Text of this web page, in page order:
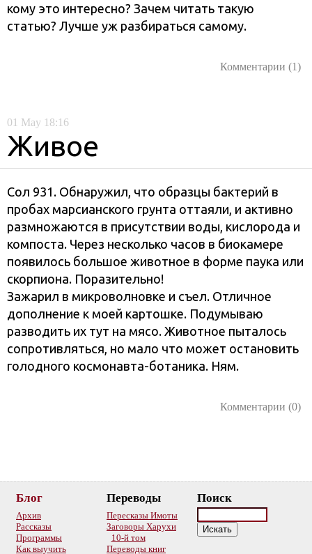
кому это интересно? Зачем читать такую
статью? Лучше уж разбираться самому.
Комментарии (1)
01 May 18:16
Живое
Сол 931. Обнаружил, что образцы бактерий в
пробах марсианского грунта оттаяли, и активно
размножаются в присутствии воды, кислорода и
компоста. Через несколько часов в биокамере
появилось большое животное в форме паука или
скорпиона. Поразительно!
Зажарил в микроволновке и съел. Отличное
дополнение к моей картошке. Подумываю
разводить их тут на мясо. Животное пыталось
сопротивляться, но мало что может остановить
голодного космонавта-ботаника. Ням.
Комментарии (0)
Блог
Архив
Рассказы
Программы
Как выучить
Переводы
Пересказы Имоты
Заговоры Харухи
10-й том
Переводы книг
Поиск